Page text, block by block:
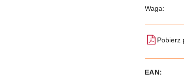
Waga:
Pobierz
EAN: